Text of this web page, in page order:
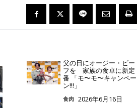
父の日にオージー・ビー
フを 家族の食卓に新定
番 「モ〜モ〜キャンペー
ン!!!」
食肉 2026年6月16日